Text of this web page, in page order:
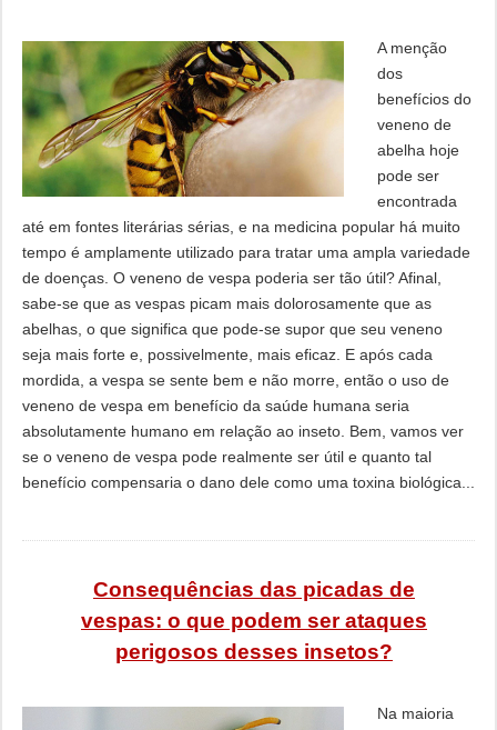
A menção
dos
benefícios do
veneno de
abelha hoje
pode ser
encontrada
até em fontes literárias sérias, e na medicina popular há muito
tempo é amplamente utilizado para tratar uma ampla variedade
de doenças. O veneno de vespa poderia ser tão útil? Afinal,
sabe-se que as vespas picam mais dolorosamente que as
abelhas, o que significa que pode-se supor que seu veneno
seja mais forte e, possivelmente, mais eficaz. E após cada
mordida, a vespa se sente bem e não morre, então o uso de
veneno de vespa em benefício da saúde humana seria
absolutamente humano em relação ao inseto. Bem, vamos ver
se o veneno de vespa pode realmente ser útil e quanto tal
benefício compensaria o dano dele como uma toxina biológica...
Consequências das picadas de
vespas: o que podem ser ataques
perigosos desses insetos?
Na maioria